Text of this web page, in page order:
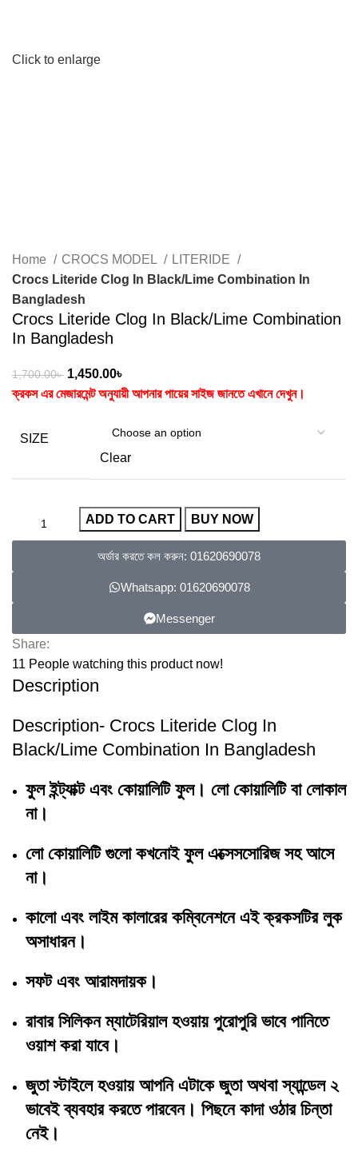
Click to enlarge
Home CROCS MODEL
LITERIDE
Crocs Literide Clog In Black/Lime Combination In
Bangladesh
Crocs Literide Clog In Black/Lime Combination
In Bangladesh
1,700.00৳ 1,450.00৳
ক্রকস এর মেজারমেন্ট অনুযায়ী আপনার পায়ের সাইজ জানতে এখানে দেখুন।
SIZE
Clear
ADD TO CART BUY NOW
অর্ডার করতে কল করুন: 01620690078
Whatsapp: 01620690078
Messenger
Share:
11 People watching this product now!
Description
Description- Crocs Literide Clog In
Black/Lime Combination In Bangladesh
ফুল ইন্ট্যাক্ট এবং কোয়ালিটি ফুল। লো কোয়ালিটি বা লোকাল
না।
লো কোয়ালিটি গুলো কখনোই ফুল এক্সেসসোরিজ সহ আসে
না।
কালো এবং লাইম কালারের কম্বিনেশনে এই ক্রকসটির লুক
অসাধারন।
সফট এবং আরামদায়ক।
রাবার সিলিকন ম্যাটেরিয়াল হওয়ায় পুরোপুরি ভাবে পানিতে
ওয়াশ করা যাবে।
জুতা স্টাইলে হওয়ায় আপনি এটাকে জুতা অথবা স্যান্ডেল ২
ভাবেই ব্যবহার করতে পারবেন। পিছনে কাদা ওঠার চিন্তা
নেই।